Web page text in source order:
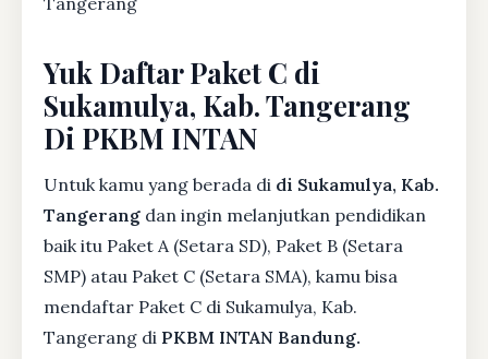
Yuk Daftar Paket C di
Sukamulya, Kab. Tangerang
Di PKBM INTAN
Untuk kamu yang berada di di Sukamulya, Kab.
Tangerang dan ingin melanjutkan pendidikan
baik itu Paket A (Setara SD), Paket B (Setara
SMP) atau Paket C (Setara SMA), kamu bisa
mendaftar Paket C di Sukamulya, Kab.
Tangerang di PKBM INTAN Bandung.